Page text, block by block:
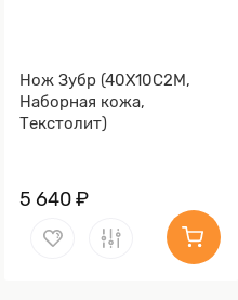
Нож Зубр (40Х10С2М,
Наборная кожа,
Текстолит)
5 640 ₽